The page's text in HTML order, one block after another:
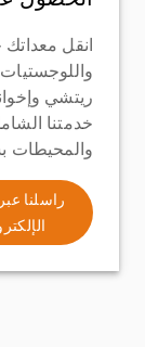
انقل
ريتشي
خدمتنا
والمحيطات
راسلنا